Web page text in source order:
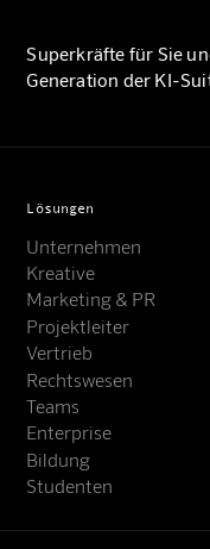
Superkräfte für Sie
Generation der KI-
Lösungen
Unternehmen
Kreative
Marketing & PR
Projektleiter
Vertrieb
Rechtswesen
Teams
Enterprise
Bildung
Studenten